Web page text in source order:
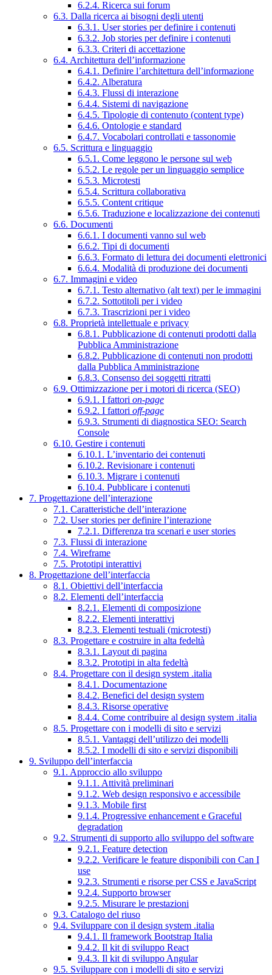
6.2.4. Ricerca sui forum
6.3. Dalla ricerca ai bisogni degli utenti
6.3.1. User stories per definire i contenuti
6.3.2. Job stories per definire i contenuti
6.3.3. Criteri di accettazione
6.4. Architettura dell’informazione
6.4.1. Definire l’architettura dell’informazione
6.4.2. Alberatura
6.4.3. Flussi di interazione
6.4.4. Sistemi di navigazione
6.4.5. Tipologie di contenuto (content type)
6.4.6. Ontologie e standard
6.4.7. Vocabolari controllati e tassonomie
6.5. Scrittura e linguaggio
6.5.1. Come leggono le persone sul web
6.5.2. Le regole per un linguaggio semplice
6.5.3. Microtesti
6.5.4. Scrittura collaborativa
6.5.5. Content critique
6.5.6. Traduzione e localizzazione dei contenuti
6.6. Documenti
6.6.1. I documenti vanno sul web
6.6.2. Tipi di documenti
6.6.3. Formato di lettura dei documenti elettronici
6.6.4. Modalità di produzione dei documenti
6.7. Immagini e video
6.7.1. Testo alternativo (alt text) per le immagini
6.7.2. Sottotitoli per i video
6.7.3. Trascrizioni per i video
6.8. Proprietà intellettuale e privacy
6.8.1. Pubblicazione di contenuti prodotti dalla
Pubblica Amministrazione
6.8.2. Pubblicazione di contenuti non prodotti
dalla Pubblica Amministrazione
6.8.3. Consenso dei soggetti ritratti
6.9. Ottimizzazione per i motori di ricerca (SEO)
6.9.1. I fattori on-page
6.9.2. I fattori off-page
6.9.3. Strumenti di diagnostica SEO: Search
Console
6.10. Gestire i contenuti
6.10.1. L’inventario dei contenuti
6.10.2. Revisionare i contenuti
6.10.3. Migrare i contenuti
6.10.4. Pubblicare i contenuti
7. Progettazione dell’interazione
7.1. Caratteristiche dell’interazione
7.2. User stories per definire l’interazione
7.2.1. Differenza tra scenari e user stories
7.3. Flussi di interazione
7.4. Wireframe
7.5. Prototipi interattivi
8. Progettazione dell’interfaccia
8.1. Obiettivi dell’interfaccia
8.2. Elementi dell’interfaccia
8.2.1. Elementi di composizione
8.2.2. Elementi interattivi
8.2.3. Elementi testuali (microtesti)
8.3. Progettare e costruire in alta fedeltà
8.3.1. Layout di pagina
8.3.2. Prototipi in alta fedeltà
8.4. Progettare con il design system .italia
8.4.1. Documentazione
8.4.2. Benefici del design system
8.4.3. Risorse operative
8.4.4. Come contribuire al design system .italia
8.5. Progettare con i modelli di sito e servizi
8.5.1. Vantaggi dell’utilizzo dei modelli
8.5.2. I modelli di sito e servizi disponibili
9. Sviluppo dell’interfaccia
9.1. Approccio allo sviluppo
9.1.1. Attività preliminari
9.1.2. Web design responsivo e accessibile
9.1.3. Mobile first
9.1.4. Progressive enhancement e Graceful
degradation
9.2. Strumenti di supporto allo sviluppo del software
9.2.1. Feature detection
9.2.2. Verificare le feature disponibili con Can I
use
9.2.3. Strumenti e risorse per CSS e JavaScript
9.2.4. Supporto browser
9.2.5. Misurare le prestazioni
9.3. Catalogo del riuso
9.4. Sviluppare con il design system .italia
9.4.1. Il framework Bootstrap Italia
9.4.2. Il kit di sviluppo React
9.4.3. Il kit di sviluppo Angular
9.5. Sviluppare con i modelli di sito e servizi